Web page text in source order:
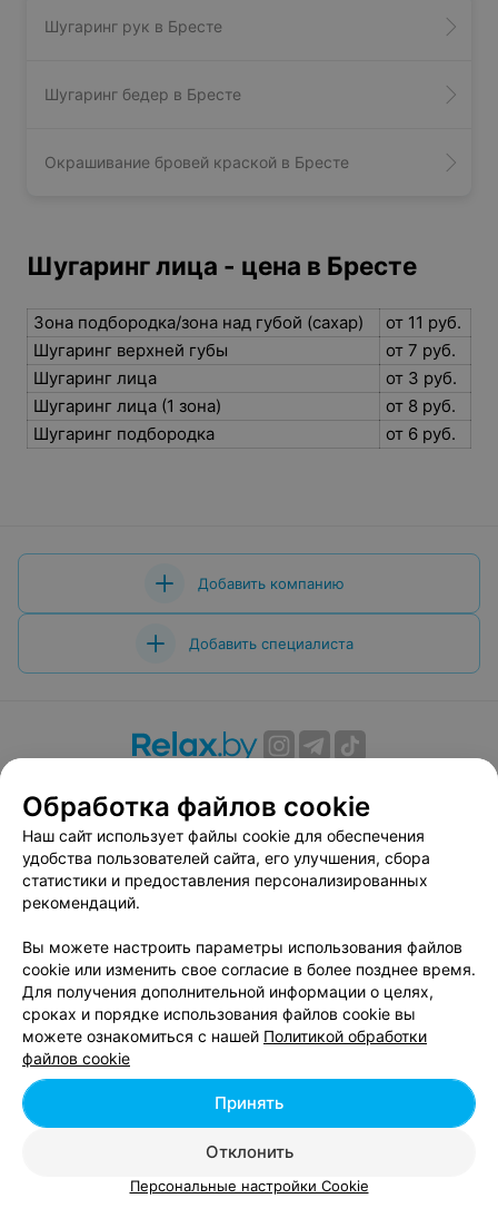
Шугаринг рук в Бресте
Шугаринг бедер в Бресте
Окрашивание бровей краской в Бресте
Шугаринг лица - цена в Бресте
Зона подбородка/зона над губой (сахар)
от 11 руб.
Шугаринг верхней губы
от 7 руб.
Шугаринг лица
от 3 руб.
Шугаринг лица (1 зона)
от 8 руб.
Шугаринг подбородка
от 6 руб.
Добавить компанию
Добавить специалиста
Вакансии
Публичный договор
Способы оплаты
Публичный договор по использованию сервиса
«Афиша»
Пользовательское соглашение
Связаться по вопросам сотрудничества
Написать руководителю relax.by
Персональные настройки cookie
Обработка персональных данных
| 220012, Республика Беларусь, г. Минск,
улица Толбухина, 2, пом. 16 | info@relax.by
Обработка файлов cookie
Наш сайт использует файлы cookie для обеспечения
удобства пользователей сайта, его улучшения, сбора
статистики и предоставления персонализированных
рекомендаций.
Вы можете настроить параметры использования файлов
cookie или изменить свое согласие в более позднее время.
Для получения дополнительной информации о целях,
сроках и порядке использования файлов cookie вы
можете ознакомиться с нашей Политикой обработки
файлов cookie
Отклонить
Принять
Персональные настройки Cookie